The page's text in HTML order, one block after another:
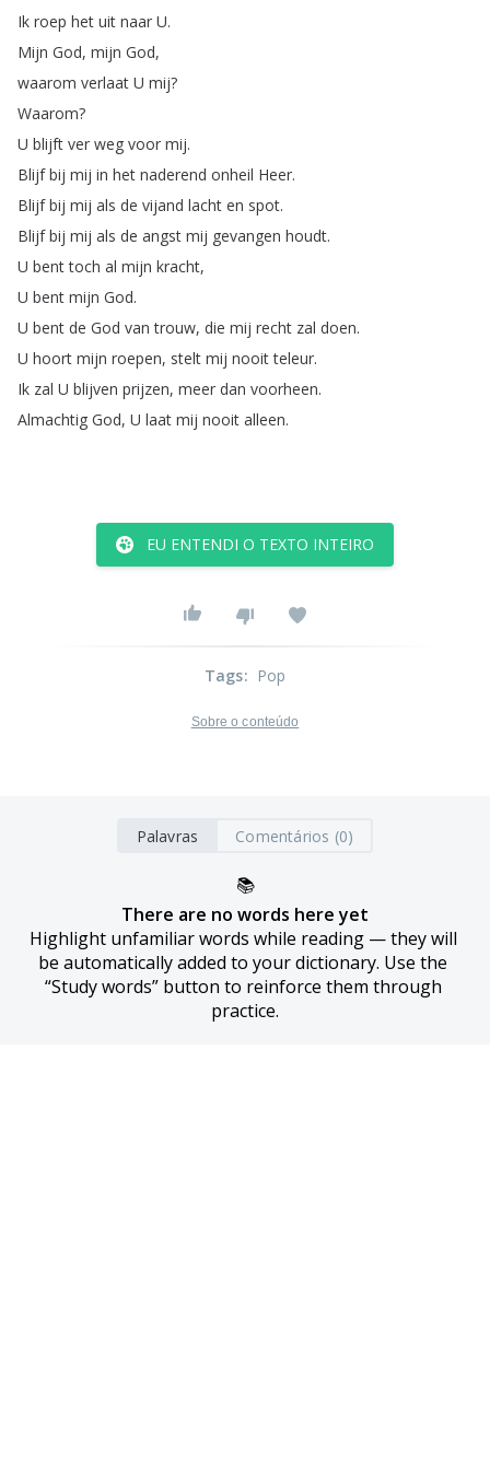
Ik roep het uit naar U.
Mijn God, mijn God,
waarom verlaat U mij?
Waarom?
U blijft ver weg voor mij.
Blijf bij mij in het naderend onheil Heer.
Blijf bij mij als de vijand lacht en spot.
Blijf bij mij als de angst mij gevangen houdt.
U bent toch al mijn kracht,
U bent mijn God.
U bent de God van trouw, die mij recht zal doen.
U hoort mijn roepen, stelt mij nooit teleur.
Ik zal U blijven prijzen, meer dan voorheen.
Almachtig God, U laat mij nooit alleen.
EU ENTENDI O TEXTO INTEIRO
Tags: Pop
Sobre o conteúdo
Palavras Comentários (0)
📚
There are no words here yet
Highlight unfamiliar words while reading — they will
be automatically added to your dictionary. Use the
“Study words” button to reinforce them through
practice.